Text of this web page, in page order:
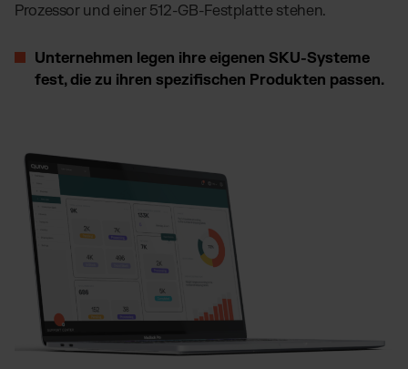
Prozessor und einer 512-GB-Festplatte stehen.
Unternehmen legen ihre eigenen SKU-Systeme
fest, die zu ihren spezifischen Produkten passen.